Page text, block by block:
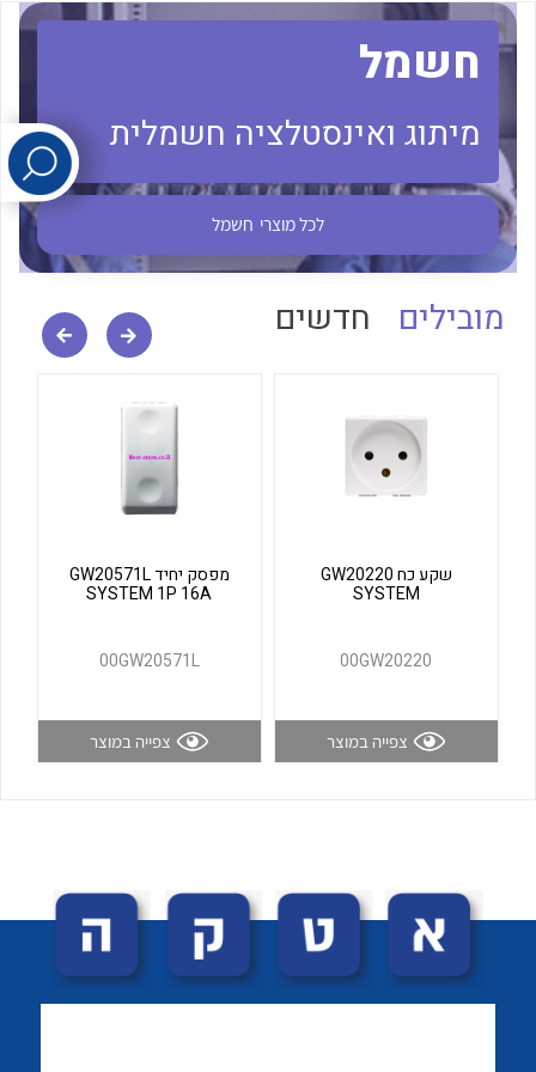
לכל מוצרי היצרן
לכל מוצרי היצרן
חשמל
מיתוג ואינסטלציה חשמלית
לכל מוצרי חשמל
מובילים חדשים
שקע כח GW20220
SYSTEM
00GW20220
צפייה במוצר
מפסק יחיד GW20571L
SYSTEM 1P 16A
00GW20571L
צפייה במוצר